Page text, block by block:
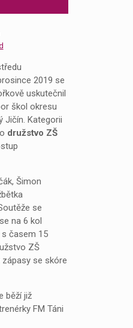
2019 se
uskutečnil
škol okresu
Jičín. Kategorii
družstvo ZŠ
Šimon
se
na 6 kol
s časem 15
ZŠ
se skóre
běží již
FM Táni